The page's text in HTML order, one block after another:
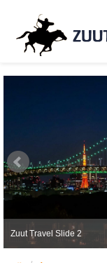
Zuut Travel Slide 2